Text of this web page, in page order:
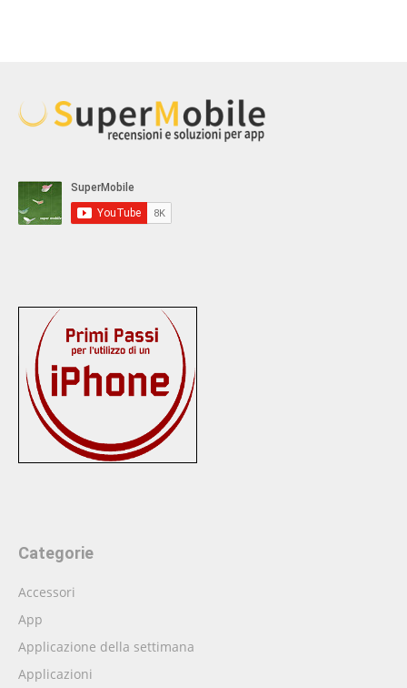
Categorie
Accessori
App
Applicazione della settimana
Applicazioni